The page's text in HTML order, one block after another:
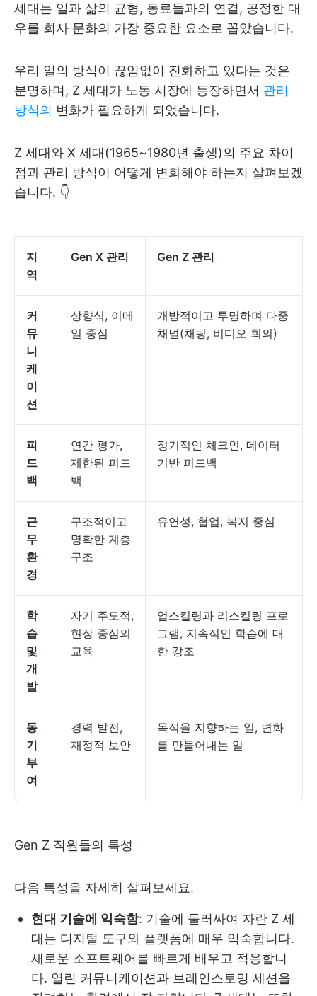
세대는 일과 삶의 균형, 동료들과의 연결, 공정한 대
우를 회사 문화의 가장 중요한 요소로 꼽았습니다.
우리 일의 방식이 끊임없이 진화하고 있다는 것은
분명하며, Z 세대가 노동 시장에 등장하면서 관리
방식의 변화가 필요하게 되었습니다.
Z 세대와 X 세대(1965~1980년 출생)의 주요 차이
점과 관리 방식이 어떻게 변화해야 하는지 살펴보겠
습니다. 👇
지
역
Gen X 관리 Gen Z 관리
커
뮤
니
케
이
션
상향식, 이메
일 중심
개방적이고 투명하며 다중
채널(채팅, 비디오 회의)
피
드
백
연간 평가,
제한된 피드
백
정기적인 체크인, 데이터
기반 피드백
근
무
환
경
구조적이고
명확한 계층
구조
유연성, 협업, 복지 중심
학
습
및
개
발
자기 주도적,
현장 중심의
교육
업스킬링과 리스킬링 프로
그램, 지속적인 학습에 대
한 강조
동
기
부
여
경력 발전,
재정적 보안
목적을 지향하는 일, 변화
를 만들어내는 일
Gen Z 직원들의 특성
다음 특성을 자세히 살펴보세요.
현대 기술에 익숙함: 기술에 둘러싸여 자란 Z 세
대는 디지털 도구와 플랫폼에 매우 익숙합니다.
새로운 소프트웨어를 빠르게 배우고 적응합니
다. 열린 커뮤니케이션과 브레인스토밍 세션을